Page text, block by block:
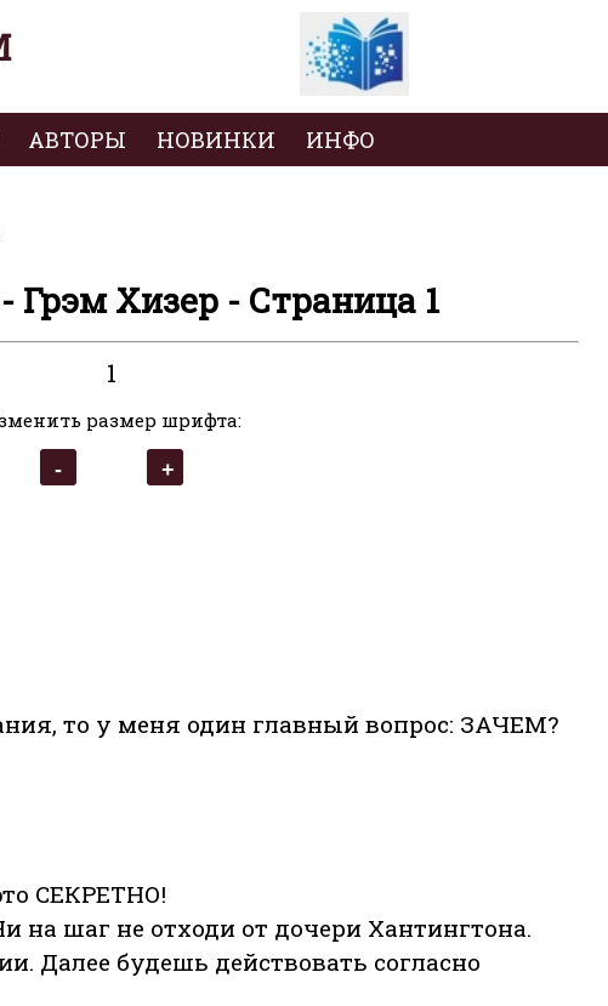
АВТОРЫ НОВИНКИ ИНФО
Грэм Хизер - Страница 1
1
размер шрифта:
то у меня один главный вопрос: ЗАЧЕМ?
СЕКРЕТНО!
на шаг не отходи от дочери Хантингтона.
Далее будешь действовать согласно